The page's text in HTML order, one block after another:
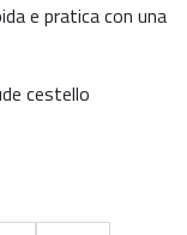
e pratica con una
cestello